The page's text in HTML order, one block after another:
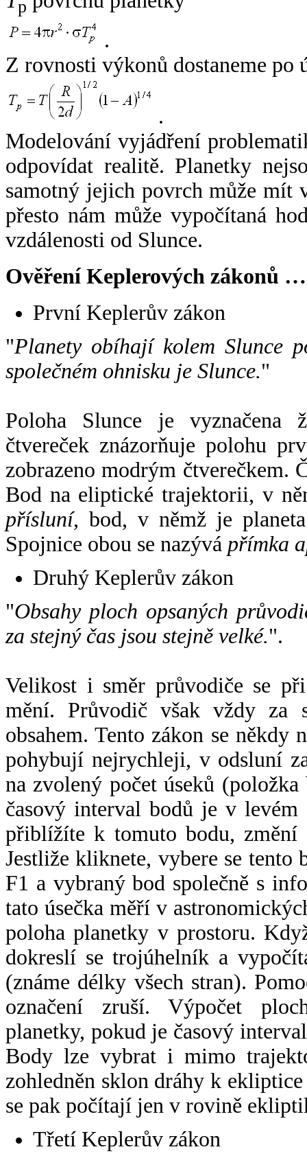
p
.
Z rovnosti výkonů dostaneme po
.
Modelování vyjádření
odpovídat realitě. Planetky
samotný jejich povrch může mít
přesto nám může vypočítaná
vzdálenosti od Slunce.
Ověření Keplerových zákonů …
První Keplerův zákon
"Planety obíhají kolem Slunce
společném ohnisku je Slunce."
Poloha Slunce je vyznačena
čtvereček znázorňuje polohu
zobrazeno modrým čtverečkem.
Bod na eliptické trajektorii, v
přísluní, bod, v němž je
Spojnice obou se nazývá přímka
Druhý Keplerův zákon
"Obsahy ploch opsaných
za stejný čas jsou stejně velké.".
Velikost i směr průvodiče se
mění. Průvodič však vždy za
obsahem. Tento zákon se někdy
pohybují nejrychleji, v odsluní
na zvolený počet úseků
časový interval bodů je v
přiblížíte k tomuto bodu,
Jestliže kliknete, vybere se tento
F1 a vybraný bod společně s
tato úsečka měří v
poloha planetky v prostoru.
dokreslí se trojúhelník a
(známe délky všech stran).
označení zruší. Výpočet
planetky, pokud je časový
Body lze vybrat i mimo
zohledněn sklon dráhy k
se pak počítají jen v rovině
Třetí Keplerův zákon